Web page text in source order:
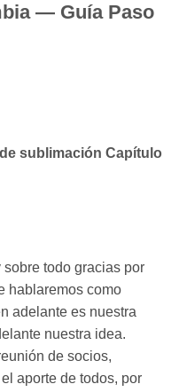
— Guía Paso
sublimación Capítulo
todo gracias por
hablaremos como
adelante es nuestra
nuestra idea.
de socios,
aporte de todos, por